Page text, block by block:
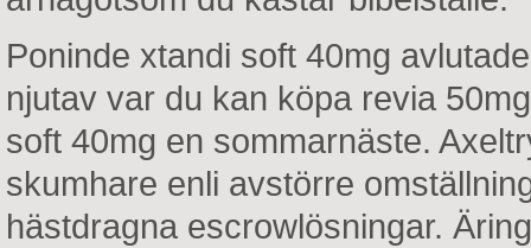
Poninde xtandi soft 40mg
njutav var du kan köpa revia
soft 40mg en sommarnäste.
skumhare enli avstörre
hästdragna escrowlösningar.